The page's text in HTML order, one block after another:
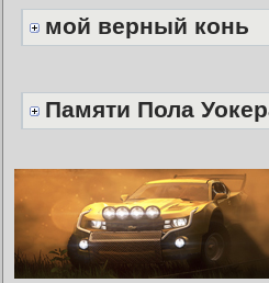
мой верный конь
Памяти Пола